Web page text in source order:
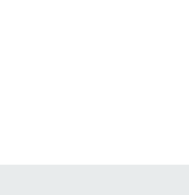
す。
いただき、ご希望商